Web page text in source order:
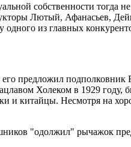
собственности тогда
Лютый, Афанасьев,
из главных
предложил
Холеком в 1929
и китайцы. Несмотря на
"одолжил" рычажок